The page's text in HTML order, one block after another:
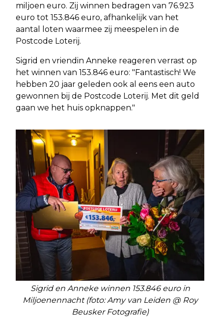
miljoen euro. Zij winnen bedragen van 76.923
euro tot 153.846 euro, afhankelijk van het
aantal loten waarmee zij meespelen in de
Postcode Loterij.
Sigrid en vriendin Anneke reageren verrast op
het winnen van 153.846 euro: "Fantastisch! We
hebben 20 jaar geleden ook al eens een auto
gewonnen bij de Postcode Loterij. Met dit geld
gaan we het huis opknappen."
Sigrid en Anneke winnen 153.846 euro in
Miljoenennacht (foto: Amy van Leiden @ Roy
Beusker Fotografie)